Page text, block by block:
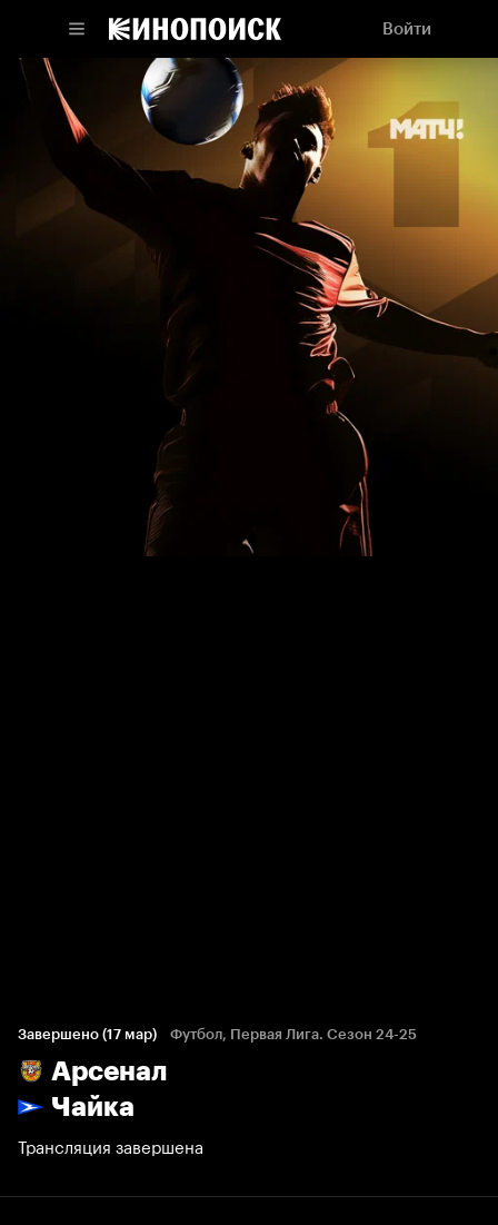
Войти
Завершено (17 мар) Футбол, Первая Лига. Сезон 24-25
Арсенал
Чайка
Трансляция завершена